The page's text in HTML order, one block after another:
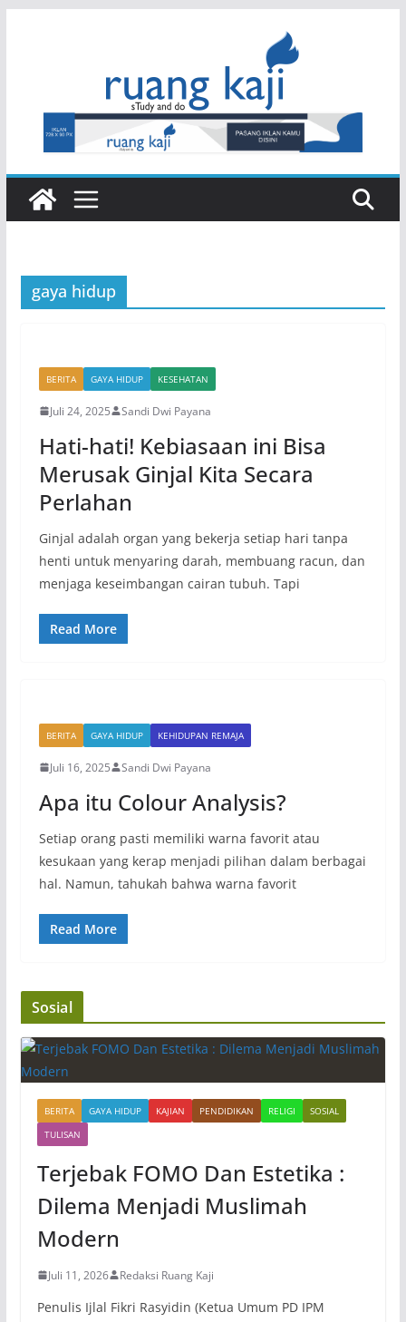
gaya hidup
BERITA GAYA HIDUP KESEHATAN
Juli 24, 2025 Sandi Dwi Payana
Hati-hati! Kebiasaan ini Bisa
Merusak Ginjal Kita Secara
Perlahan
Ginjal adalah organ yang bekerja setiap hari tanpa
henti untuk menyaring darah, membuang racun, dan
menjaga keseimbangan cairan tubuh. Tapi
Read More
BERITA GAYA HIDUP KEHIDUPAN REMAJA
Juli 16, 2025 Sandi Dwi Payana
Apa itu Colour Analysis?
Setiap orang pasti memiliki warna favorit atau
kesukaan yang kerap menjadi pilihan dalam berbagai
hal. Namun, tahukah bahwa warna favorit
Read More
Sosial
BERITA GAYA HIDUP KAJIAN PENDIDIKAN RELIGI
SOSIAL
TULISAN
Terjebak FOMO Dan Estetika :
Dilema Menjadi Muslimah
Modern
Juli 11, 2026 Redaksi Ruang Kaji
Penulis Ijlal Fikri Rasyidin (Ketua Umum PD IPM